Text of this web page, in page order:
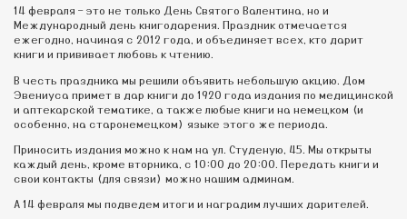
14 февраля – это не только День Святого Валентина, но и
Международный день книгодарения. Праздник отмечается
ежегодно, начиная с 2012 года, и объединяет всех, кто дарит
книги и прививает любовь к чтению.
В честь праздника мы решили объявить небольшую акцию. Дом
Эвениуса примет в дар книги до 1920 года издания по медицинской
и аптекарской тематике, а также любые книги на немецком (и
особенно, на старонемецком) языке этого же периода.
Приносить издания можно к нам на ул. Студеную, 45. Мы открыты
каждый день, кроме вторника, с 10:00 до 20:00. Передать книги и
свои контакты (для связи) можно нашим админам.
А 14 февраля мы подведем итоги и наградим лучших дарителей.